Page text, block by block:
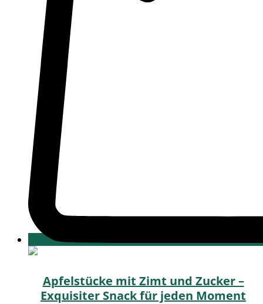
Apfelstücke mit Zimt und Zucker –
Exquisiter Snack für jeden Moment